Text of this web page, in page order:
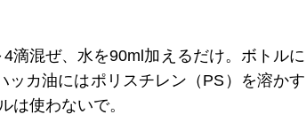
滴混ぜ、水を90ml加えるだけ。ボトルに
ッカ油にはポリスチレン（PS）を溶かす
は使わないで。